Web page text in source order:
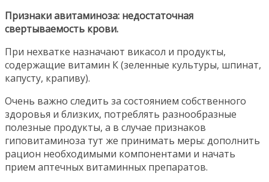
Признаки авитаминоза: недостаточная
свертываемость крови.
При нехватке назначают викасол и продукты,
содержащие витамин К (зеленные культуры, шпинат,
капусту, крапиву).
Очень важно следить за состоянием собственного
здоровья и близких, потреблять разнообразные
полезные продукты, а в случае признаков
гиповитаминоза тут же принимать меры: дополнить
рацион необходимыми компонентами и начать
прием аптечных витаминных препаратов.